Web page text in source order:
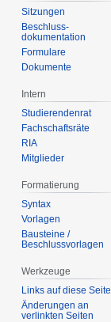
Sitzungen
Beschluss-
dokumentation
Formulare
Dokumente
Intern
Studierendenrat
Fachschaftsräte
RIA
Mitglieder
Formatierung
Syntax
Vorlagen
Bausteine /
Beschlussvorlagen
Werkzeuge
Links auf diese Seite
Änderungen an
verlinkten Seiten